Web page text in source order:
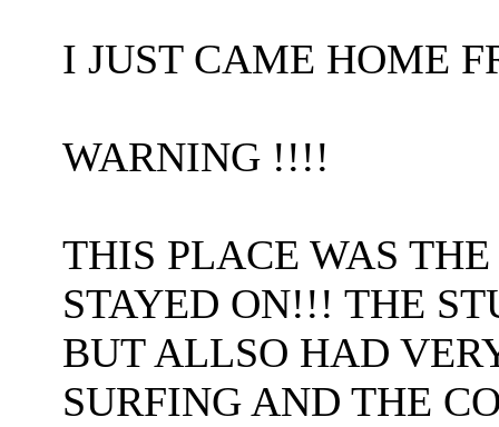
I JUST CAME HOME
WARNING !!!!
THIS PLACE WAS
STAYED ON!!! THE
BUT ALLSO HAD
SURFING AND THE